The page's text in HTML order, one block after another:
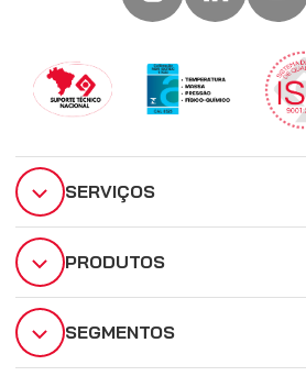
SERVIÇOS
PRODUTOS
SEGMENTOS